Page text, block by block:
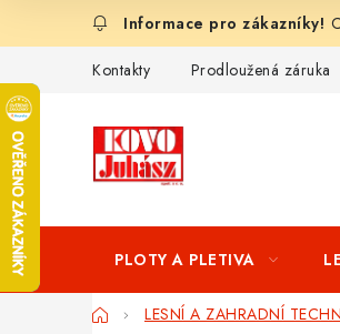
Kontakty Prodloužená záruka
PLOTY A PLETIVA
DomůLESNÍ A ZAHRADNÍ